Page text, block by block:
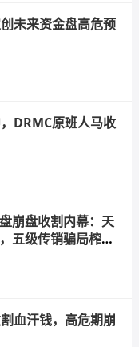
未来资金盘高危预
DRMC原班人马收
崩盘收割内幕：天
五级传销骗局榨干
血汗钱，高危期崩